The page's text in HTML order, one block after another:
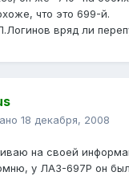
что это 699-й.
вряд ли
18 декабря, 2008
на своей
у ЛАЗ-697Р он